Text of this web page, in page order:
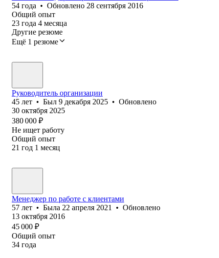
54 года • Обновлено 28 сентября 2016
Общий опыт
23 года 4 месяца
Другие резюме
Ещё 1 резюме
Руководитель организации
45 лет • Был 9 декабря 2025 • Обновлено
30 октября 2025
380 000 ₽
Не ищет работу
Общий опыт
21 год 1 месяц
Менеджер по работе с клиентами
57 лет • Была 22 апреля 2021 • Обновлено
13 октября 2016
45 000 ₽
Общий опыт
34 года